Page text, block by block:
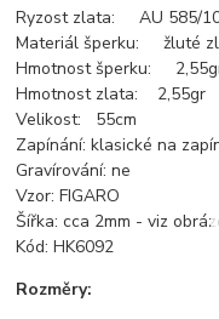
Ryzost zlata: AU 585/
Materiál šperku: žluté
Hmotnost šperku:
Hmotnost zlata: 2,55gr
Velikost: 55cm
Zapínání: klasické na
Gravírování: ne
Vzor: FIGARO
Šířka: cca 2mm - viz
Kód: HK6092
Rozměry: